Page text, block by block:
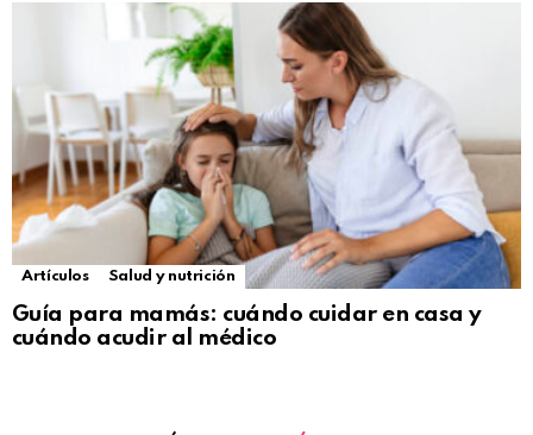
Artículos Salud y nutrición
Guía para mamás: cuándo cuidar en casa y
cuándo acudir al médico